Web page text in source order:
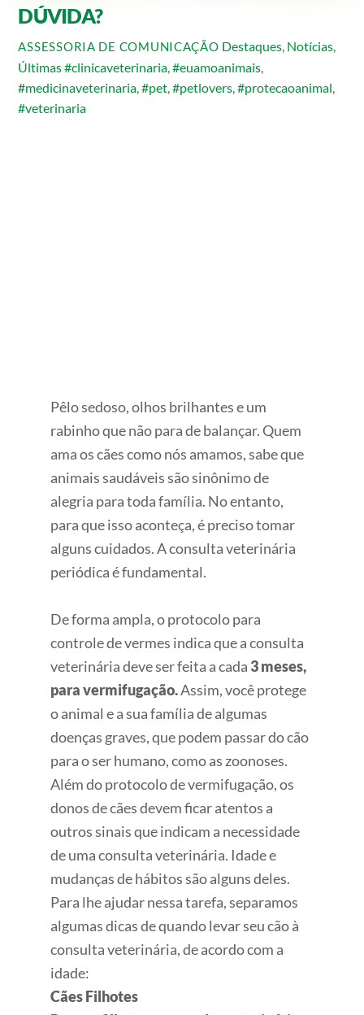
DÚVIDA?
ASSESSORIA DE COMUNICAÇÃO Destaques, Notícias,
Últimas#clinicaveterinaria ,#euamoanimais
#medicinaveterinaria ,#pet ,#petlovers ,#protecaoanimal
#veterinaria
Pêlo sedoso, olhos brilhantes e um
rabinho que não para de balançar. Quem
ama os cães como nós amamos, sabe que
animais saudáveis são sinônimo de
alegria para toda família. No entanto,
para que isso aconteça, é preciso tomar
alguns cuidados. A consulta veterinária
periódica é fundamental.
De forma ampla, o protocolo para
controle de vermes indica que a consulta
veterinária deve ser feita a cada 3 meses,
para vermifugação.Assim, você protege
o animal e a sua família de algumas
doenças graves, que podem passar do cão
para o ser humano, como as zoonoses.
Além do protocolo de vermifugação, os
donos de cães devem ficar atentos a
outros sinais que indicam a necessidade
de uma consulta veterinária. Idade e
mudanças de hábitos são alguns deles.
Para lhe ajudar nessa tarefa, separamos
algumas dicas de quando levar seu cão à
consulta veterinária, de acordo com a
idade:
Cães Filhotes